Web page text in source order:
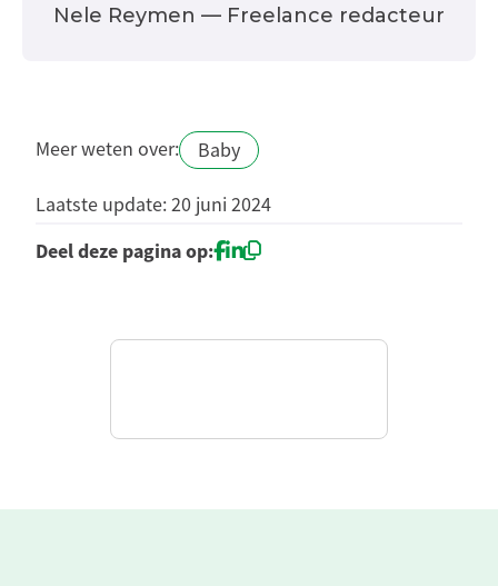
Nele Reymen — Freelance redacteur
Meer weten over: Baby
Laatste update: 20 juni 2024
Deel deze pagina op: